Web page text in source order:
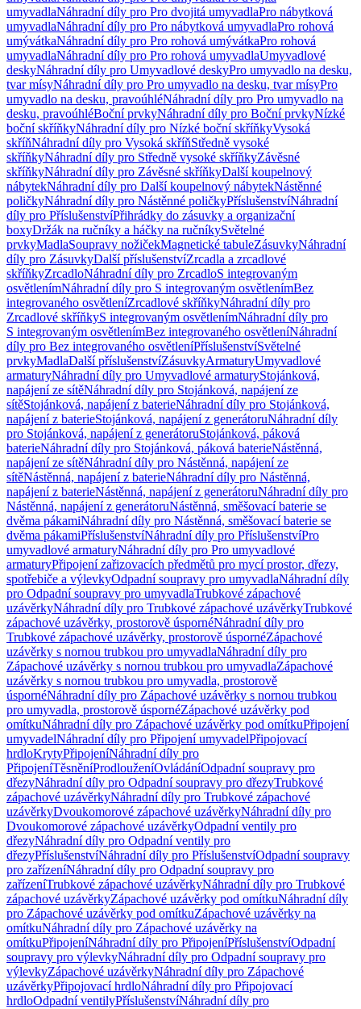
umyvadlaNáhradní díly pro Pro dvojitá umyvadlaPro nábytková
umyvadlaNáhradní díly pro Pro nábytková umyvadlaPro rohová
umývátkaNáhradní díly pro Pro rohová umývátkaPro rohová
umyvadlaNáhradní díly pro Pro rohová umyvadlaUmyvadlové
deskyNáhradní díly pro Umyvadlové deskyPro umyvadlo na desku,
tvar mísyNáhradní díly pro Pro umyvadlo na desku, tvar mísyPro
umyvadlo na desku, pravoúhléNáhradní díly pro Pro umyvadlo na
desku, pravoúhléBoční prvkyNáhradní díly pro Boční prvkyNízké
boční skříňkyNáhradní díly pro Nízké boční skříňkyVysoká
skříňNáhradní díly pro Vysoká skříňStředně vysoké
skříňkyNáhradní díly pro Středně vysoké skříňkyZávěsné
skříňkyNáhradní díly pro Závěsné skříňkyDalší koupelnový
nábytekNáhradní díly pro Další koupelnový nábytekNástěnné
poličkyNáhradní díly pro Nástěnné poličkyPříslušenstvíNáhradní
díly pro PříslušenstvíPřihrádky do zásuvky a organizační
boxyDržák na ručníky a háčky na ručníkySvětelné
prvkyMadlaSoupravy nožičekMagnetické tabuleZásuvkyNáhradní
díly pro ZásuvkyDalší příslušenstvíZrcadla a zrcadlové
skříňkyZrcadloNáhradní díly pro ZrcadloS integrovaným
osvětlenímNáhradní díly pro S integrovaným osvětlenímBez
integrovaného osvětleníZrcadlové skříňkyNáhradní díly pro
Zrcadlové skříňkyS integrovaným osvětlenímNáhradní díly pro
S integrovaným osvětlenímBez integrovaného osvětleníNáhradní
díly pro Bez integrovaného osvětleníPříslušenstvíSvětelné
prvkyMadlaDalší příslušenstvíZásuvkyArmaturyUmyvadlové
armaturyNáhradní díly pro Umyvadlové armaturyStojánková,
napájení ze sítěNáhradní díly pro Stojánková, napájení ze
sítěStojánková, napájení z baterieNáhradní díly pro Stojánková,
napájení z baterieStojánková, napájení z generátoruNáhradní díly
pro Stojánková, napájení z generátoruStojánková, páková
baterieNáhradní díly pro Stojánková, páková baterieNástěnná,
napájení ze sítěNáhradní díly pro Nástěnná, napájení ze
sítěNástěnná, napájení z baterieNáhradní díly pro Nástěnná,
napájení z baterieNástěnná, napájení z generátoruNáhradní díly pro
Nástěnná, napájení z generátoruNástěnná, směšovací baterie se
dvěma pákamiNáhradní díly pro Nástěnná, směšovací baterie se
dvěma pákamiPříslušenstvíNáhradní díly pro PříslušenstvíPro
umyvadlové armaturyNáhradní díly pro Pro umyvadlové
armaturyPřipojení zařizovacích předmětů pro mycí prostor, dřezy,
spotřebiče a výlevkyOdpadní soupravy pro umyvadlaNáhradní díly
pro Odpadní soupravy pro umyvadlaTrubkové zápachové
uzávěrkyNáhradní díly pro Trubkové zápachové uzávěrkyTrubkové
zápachové uzávěrky, prostorově úspornéNáhradní díly pro
Trubkové zápachové uzávěrky, prostorově úspornéZápachové
uzávěrky s nornou trubkou pro umyvadlaNáhradní díly pro
Zápachové uzávěrky s nornou trubkou pro umyvadlaZápachové
uzávěrky s nornou trubkou pro umyvadla, prostorově
úspornéNáhradní díly pro Zápachové uzávěrky s nornou trubkou
pro umyvadla, prostorově úspornéZápachové uzávěrky pod
omítkuNáhradní díly pro Zápachové uzávěrky pod omítkuPřipojení
umyvadelNáhradní díly pro Připojení umyvadelPřipojovací
hrdloKrytyPřipojeníNáhradní díly pro
PřipojeníTěsněníProdlouženíOvládáníOdpadní soupravy pro
dřezyNáhradní díly pro Odpadní soupravy pro dřezyTrubkové
zápachové uzávěrkyNáhradní díly pro Trubkové zápachové
uzávěrkyDvoukomorové zápachové uzávěrkyNáhradní díly pro
Dvoukomorové zápachové uzávěrkyOdpadní ventily pro
dřezyNáhradní díly pro Odpadní ventily pro
dřezyPříslušenstvíNáhradní díly pro PříslušenstvíOdpadní soupravy
pro zařízeníNáhradní díly pro Odpadní soupravy pro
zařízeníTrubkové zápachové uzávěrkyNáhradní díly pro Trubkové
zápachové uzávěrkyZápachové uzávěrky pod omítkuNáhradní díly
pro Zápachové uzávěrky pod omítkuZápachové uzávěrky na
omítkuNáhradní díly pro Zápachové uzávěrky na
omítkuPřipojeníNáhradní díly pro PřipojeníPříslušenstvíOdpadní
soupravy pro výlevkyNáhradní díly pro Odpadní soupravy pro
výlevkyZápachové uzávěrkyNáhradní díly pro Zápachové
uzávěrkyPřipojovací hrdloNáhradní díly pro Připojovací
hrdloOdpadní ventilyPříslušenstvíNáhradní díly pro